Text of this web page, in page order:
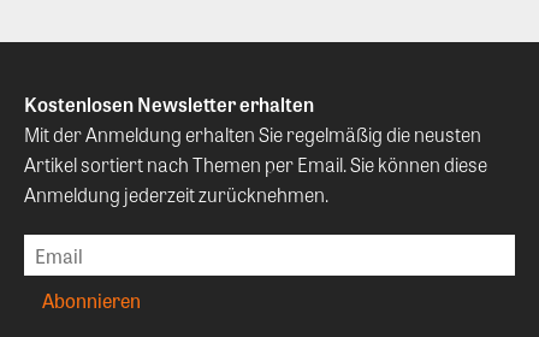
Kostenlosen Newsletter erhalten
Mit der Anmeldung erhalten Sie regelmäßig die neusten
Artikel sortiert nach Themen per Email. Sie können diese
Anmeldung jederzeit zurücknehmen.